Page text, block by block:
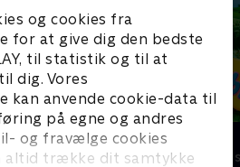
og cookies fra
for at give dig den bedste
til statistik og til at
dig. Vores
kan anvende cookie-data til
på egne og andres
og fravælge cookies
altid trække dit samtykke
Teletubbies
Børneserier • 2